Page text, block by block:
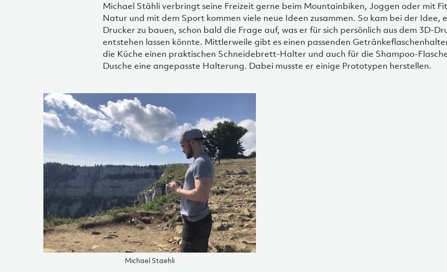
Michael Stähli verbringt seine Freizeit gerne beim Mountainbiken, Joggen oder mit
Natur und mit dem Sport kommen viele neue Ideen zusammen. So kam bei der Idee,
Drucker zu bauen, schon bald die Frage auf, was er für sich persönlich aus dem 3D-
entstehen lassen könnte. Mittlerweile gibt es einen passenden
die Küche einen praktischen Schneidebrett-Halter und auch für die Shampoo-
Dusche eine angepasste Halterung. Dabei musste er einige Prototypen herstellen.
Michael Staehli